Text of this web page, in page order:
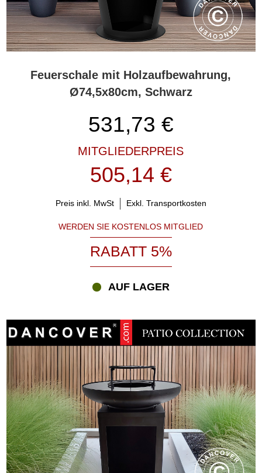
Feuerschale mit Holzaufbewahrung,
Ø74,5x80cm, Schwarz
531,73 €
MITGLIEDERPREIS
505,14 €
Preis inkl. MwSt Exkl. Transportkosten
WERDEN SIE KOSTENLOS MITGLIED
RABATT 5%
AUF LAGER